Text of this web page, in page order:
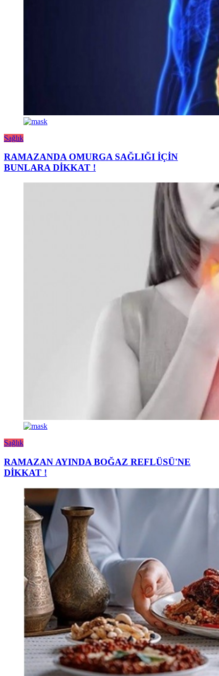
Sağlık
RAMAZANDA OMURGA SAĞLIĞI İÇİN
BUNLARA DİKKAT !
Sağlık
RAMAZAN AYINDA BOĞAZ REFLÜSÜ'NE
DİKKAT !